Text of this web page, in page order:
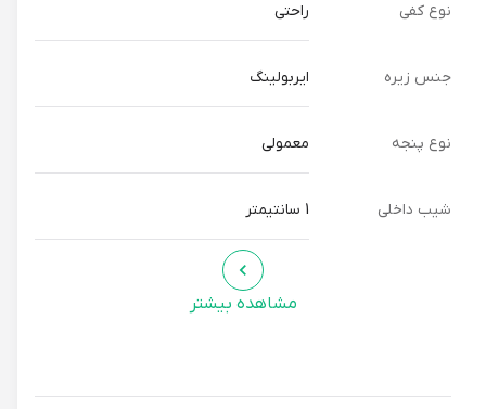
نوع کفی راحتی
جنس زیره ایربولینگ
نوع پنجه معمولی
شیب داخلی
مشاهده بیشتر